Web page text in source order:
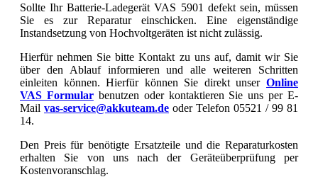
Sollte Ihr Batterie-Ladegerät VAS 5901 defekt sein, müssen
Sie es zur Reparatur einschicken. Eine eigenständige
Instandsetzung von Hochvoltgeräten ist nicht zulässig.
Hierfür nehmen Sie bitte Kontakt zu uns auf, damit wir Sie
über den Ablauf informieren und alle weiteren Schritten
einleiten können. Hierfür können Sie direkt unser Online
VAS Formular benutzen oder kontaktieren Sie uns per E-
Mail vas-service@akkuteam.de oder Telefon 05521 / 99 81
14.
Den Preis für benötigte Ersatzteile und die Reparaturkosten
erhalten Sie von uns nach der Geräteüberprüfung per
Kostenvoranschlag.